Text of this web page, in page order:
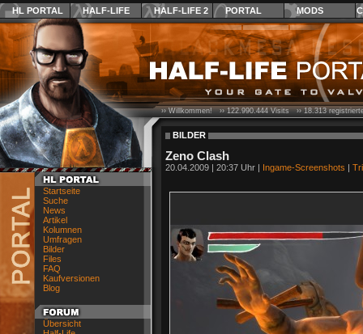
HL PORTAL HALF-LIFE HALF-LIFE 2 PORTAL MODS
Startseite
Suche
News
Artikel
Kolumnen
Umfragen
Bilder
Files
FAQ
Kaufversionen
Blog
Übersicht
›› Willkommen! ››122.990.444Visits ››18.313
BILDER
Zeno Clash
20.04.2009 | 20:37 Uhr | Ingame-Screenshots |